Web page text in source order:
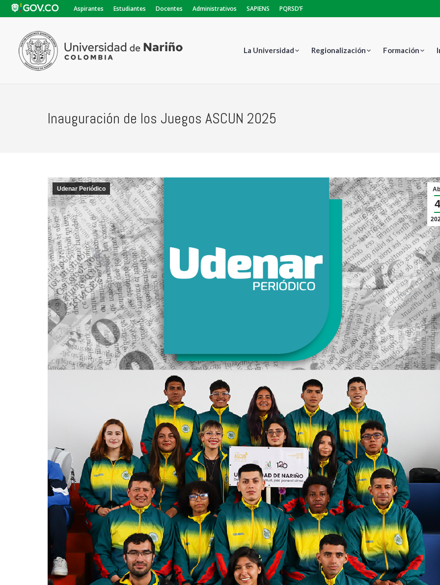
Aspirantes Estudiantes Docentes Administrativos SAPIENS PQRSD’F
La Universidad Regionalización Formación
Inauguración de los Juegos ASCUN 2025
4
Udenar Periódico